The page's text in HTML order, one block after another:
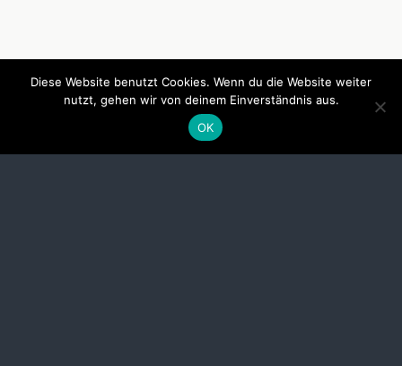
Diese Website benutzt Cookies. Wenn du die Website weiter
nutzt, gehen wir von deinem Einverständnis aus.
OK